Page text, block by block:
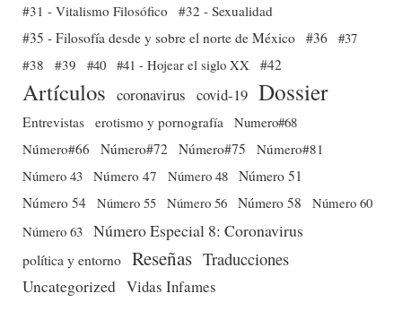
#31 - Vitalismo Filosófico
#32 - Sexualidad
#35 - Filosofía desde y sobre el norte de México #36 #37
#38
#39 #40 #41 - Hojear el siglo XX #42
Artículos coronavirus covid-19 Dossier
Entrevistas erotismo y pornografía
Numero#68
Número#66
Número#72 Número#75
Número#81
Número 43 Número 47 Número 48 Número 51
Número 54 Número 55 Número 56 Número 58
Número 60
Número 63 Número Especial 8: Coronavirus
política y entorno Reseñas Traducciones
Uncategorized Vidas Infames